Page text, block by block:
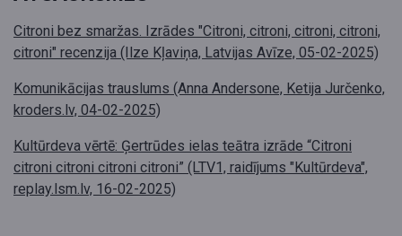
Citroni bez smaržas. Izrādes "Citroni, citroni, citroni, citroni,
citroni" recenzija (Ilze Kļaviņa, Latvijas Avīze, 05-02-2025)
Komunikācijas trauslums (Anna Andersone, Ketija Jurčenko,
kroders.lv, 04-02-2025)
Kultūrdeva vērtē: Ģertrūdes ielas teātra izrāde “Citroni
citroni citroni citroni citroni” (LTV1, raidījums "Kultūrdeva",
replay.lsm.lv, 16-02-2025)